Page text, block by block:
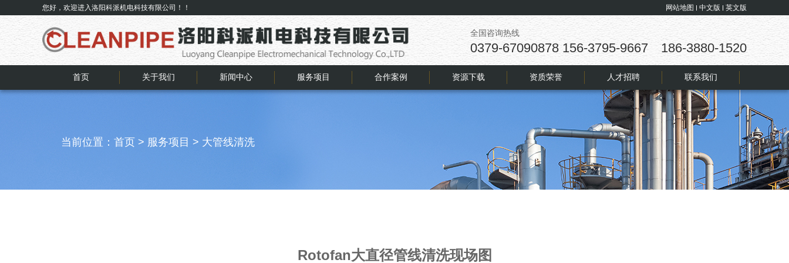
您好，欢迎进入洛阳科派机电科技有限公司！！ 网站地图 中文版 英文版
全国咨询热线
0379-67090878 156-3795-9667 186-3880-1520
首页 关于我们 新闻中心 服务项目 合作案例 资源下载 资质荣誉 人才招聘 联系我们
当前位置： 首页 > 服务项目 > 大管线清洗
Rotofan大直径管线清洗现场图